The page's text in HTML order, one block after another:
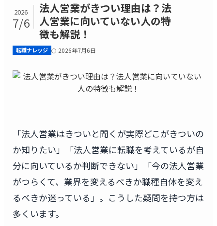
2026
7/6
法人営業がきつい理由は？法
人営業に向いていない人の特
徴も解説！
転職ナレッジ 2026年7月6日
「法人営業はきついと聞くが実際どこがきついの
か知りたい」「法人営業に転職を考えているが自
分に向いているか判断できない」「今の法人営業
がつらくて、業界を変えるべきか職種自体を変え
るべきか迷っている」。こうした疑問を持つ方は
多くいます。